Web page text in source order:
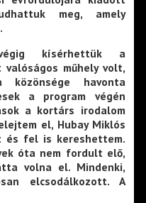
meg, amely
kísérhettük a
műhely volt,
havonta
a program végén
a kortárs irodalom
el, Hubay Miklós
és fel is kereshettem.
óta nem fordult elő,
volna el. Mindenki,
elcsodálkozott. A